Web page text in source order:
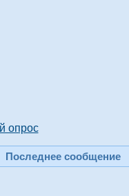
опрос
Последнее сообщение